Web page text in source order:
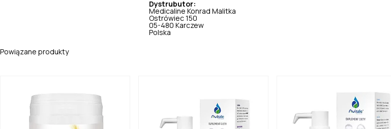
Dystrubutor:
Medicaline Konrad Malitka
Ostrówiec 150
05-480 Karczew
Polska
Powiązane produkty